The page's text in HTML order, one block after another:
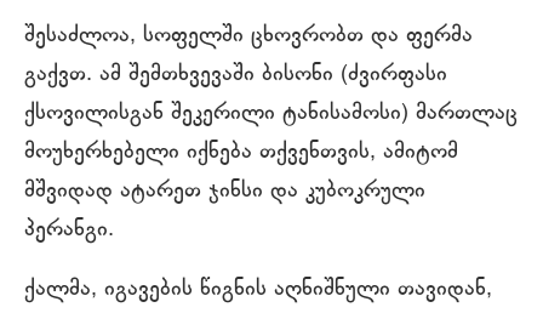
შესაძლოა, სოფელში ცხოვრობთ და ფერმა
გაქვთ. ამ შემთხვევაში ბისონი (ძვირფასი
ქსოვილისგან შეკერილი ტანისამოსი) მართლაც
მოუხერხებელი იქნება თქვენთვის, ამიტომ
მშვიდად ატარეთ ჯინსი და კუბოკრული
პერანგი.
ქალმა, იგავების წიგნის აღნიშნული თავიდან,